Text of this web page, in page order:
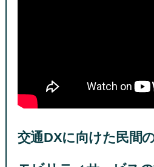
交通DXに向けた民間